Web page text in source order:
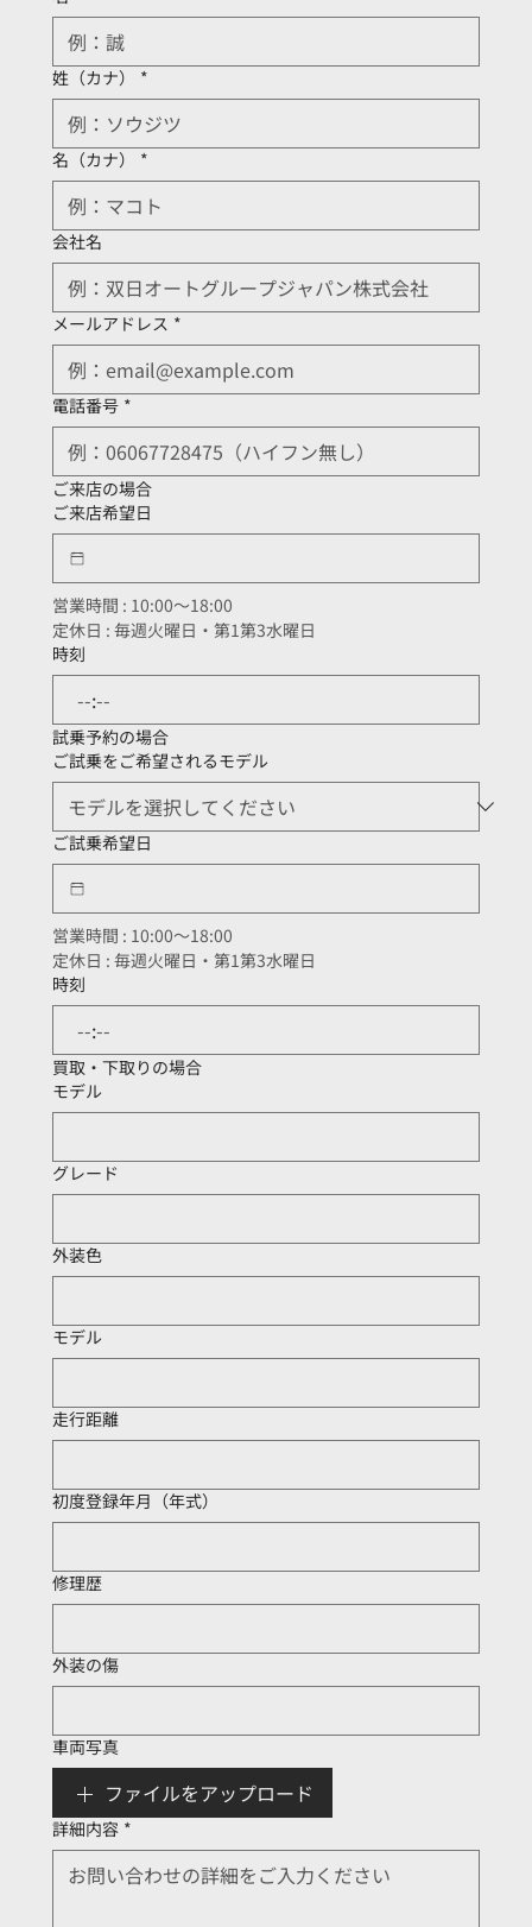
姓（カナ） *
名（カナ） *
会社名
メールアドレス *
電話番号 *
ご来店の場合
ご来店希望日
営業時間 : 10:00～18:00
定休日 : 毎週火曜日・第1第3水曜日
時刻
:
試乗予約の場合
ご試乗をご希望されるモデル
ご試乗希望日
営業時間 : 10:00～18:00
定休日 : 毎週火曜日・第1第3水曜日
時刻
:
買取・下取りの場合
モデル
グレード
外装色
モデル
走行距離
初度登録年月（年式）
修理歴
外装の傷
車両写真
ファイルをアップロード
詳細内容 *